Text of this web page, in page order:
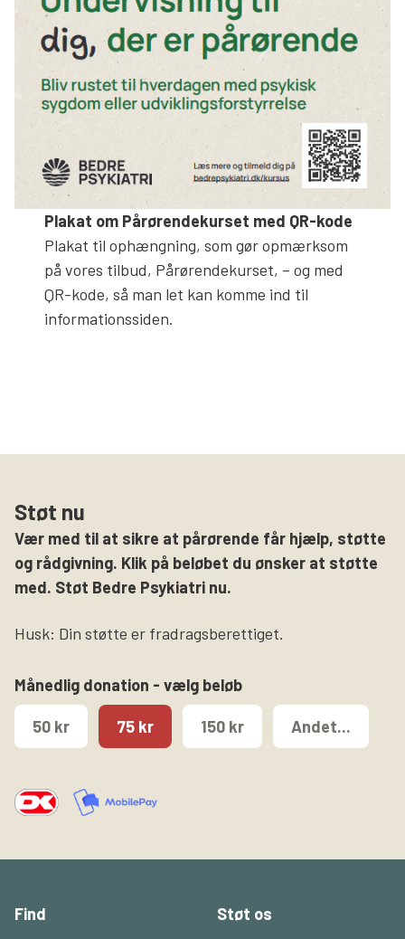
Plakat om Pårørendekurset med QR-kode
Plakat til ophængning, som gør opmærksom
på vores tilbud, Pårørendekurset, – og med
QR-kode, så man let kan komme ind til
informationssiden.
Støt nu
Vær med til at sikre at pårørende får hjælp, støtte
og rådgivning. Klik på beløbet du ønsker at støtte
med. Støt Bedre Psykiatri nu.
Husk: Din støtte er fradragsberettiget.
Månedlig donation - vælg beløb
50 kr 75 kr 150 kr Andet...
Find Støt os